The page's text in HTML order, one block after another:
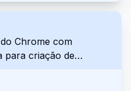
em design.
Chrome com
para criação de
de texto em tempo